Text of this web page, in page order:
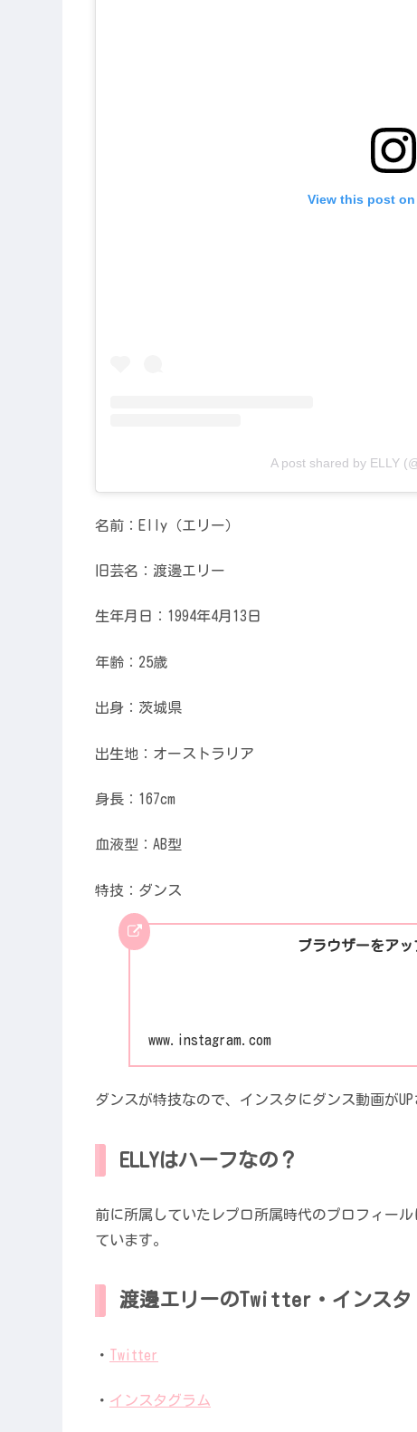
View this post
A post shared by ELLY
名前：Elly（エリー）
旧芸名：渡邊エリー
生年月日：1994年4月13日
年齢：25歳
出身：茨城県
出生地：オーストラリア
身長：167cm
血液型：AB型
特技：ダンス
ブラウザーをア
www.instagram.com
ダンスが特技なので、インスタにダンス動画がUP
ELLYはハーフなの？
前に所属していたレプロ所属時代のプロフィー
ています。
渡邊エリーのTwitter・インスタ
・ Twitter
・ インスタグラム